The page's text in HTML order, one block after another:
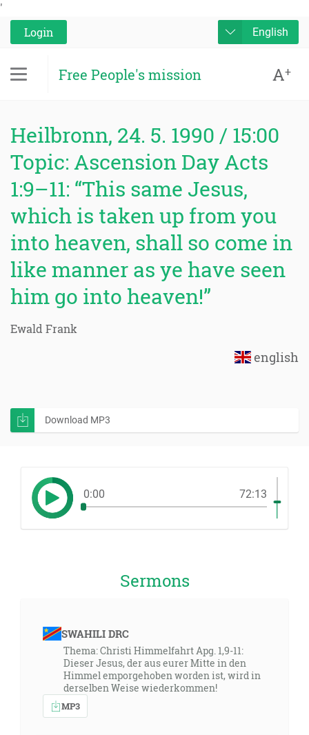
'
Login
English
Free People's mission A+
Heilbronn, 24. 5. 1990 / 15:00
Topic: Ascension Day Acts
1:9–11: “This same Jesus,
which is taken up from you
into heaven, shall so come in
like manner as ye have seen
him go into heaven!”
Ewald Frank
english
Download MP3
0:00 72:13
Sermons
SWAHILI DRC
Thema: Christi Himmelfahrt Apg. 1,9-11:
Dieser Jesus, der aus eurer Mitte in den
Himmel emporgehoben worden ist, wird in
derselben Weise wiederkommen!
MP3